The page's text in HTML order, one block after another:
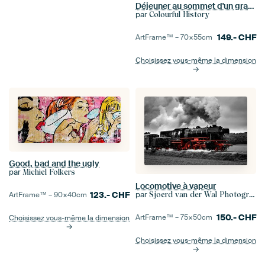
Déjeuner au sommet d'un gratte-ciel (1932)
par Colourful History
ArtFrame™ –70×55cm 149.-CHF
Choisissez vous-même la dimension
Good, bad and the ugly
par Michiel Folkers
ArtFrame™ –90×40cm 123.-CHF
Choisissez vous-même la dimension
Locomotive à vapeur
par Sjoerd van der Wal Photographie
ArtFrame™ –75×50cm 150.-CHF
Choisissez vous-même la dimension